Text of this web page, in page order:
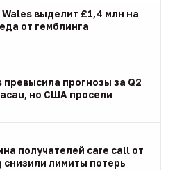
выделит £1,4 млн на
от гемблинга
превысила прогнозы за Q2
но США просели
получателей care call от
снизили лимиты потерь